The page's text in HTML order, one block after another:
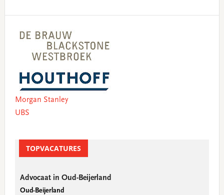
Sidebar
Morgan Stanley
UBS
TOPVACATURES
Advocaat in Oud-Beijerland
Oud-Beijerland